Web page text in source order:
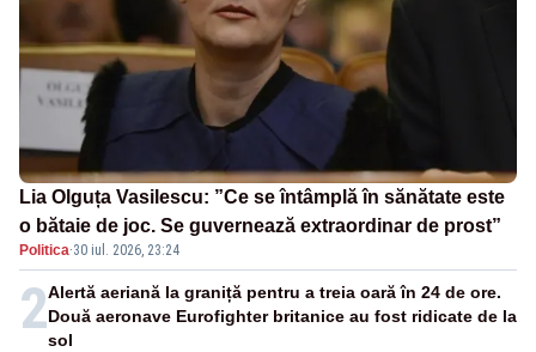
Lia Olguța Vasilescu: ”Ce se întâmplă în sănătate este
o bătaie de joc. Se guvernează extraordinar de prost”
Politica·30 iul. 2026, 23:24
2Alertă aeriană la graniță pentru a treia oară în 24 de ore.
Două aeronave Eurofighter britanice au fost ridicate de la
sol